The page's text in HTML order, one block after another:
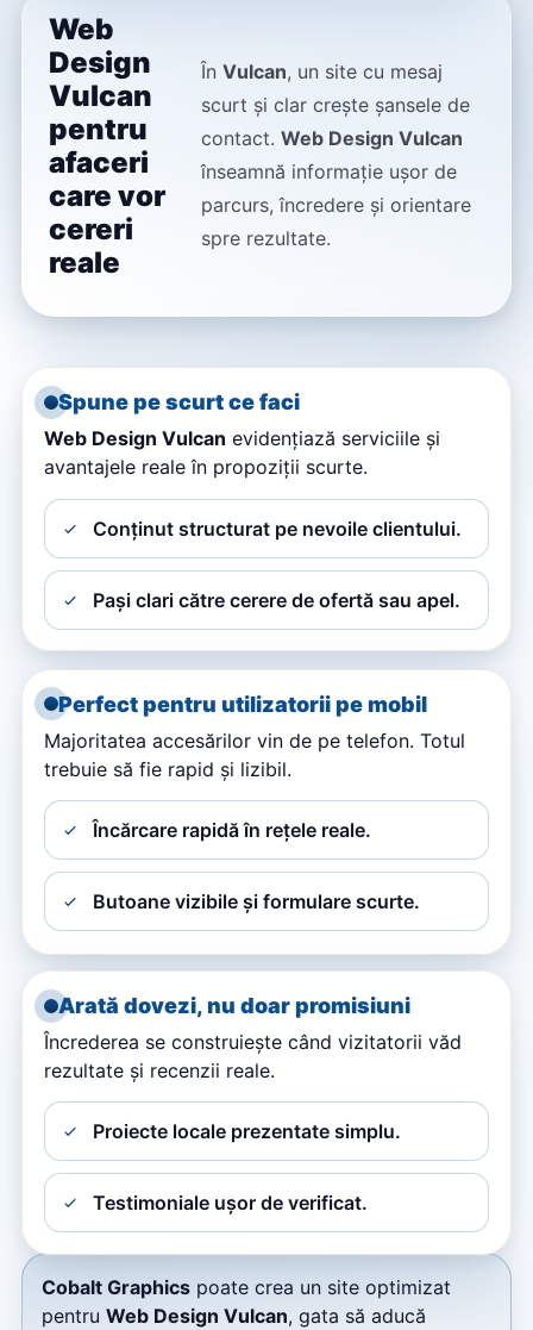
Web
Design
Vulcan
pentru
afaceri
care vor
cereri
reale
În Vulcan, un site cu mesaj
scurt și clar crește șansele de
contact. Web Design Vulcan
înseamnă informație ușor de
parcurs, încredere și orientare
spre rezultate.
Spune pe scurt ce faci
Web Design Vulcan evidențiază serviciile și
avantajele reale în propoziții scurte.
Conținut structurat pe nevoile clientului.
Pași clari către cerere de ofertă sau apel.
Perfect pentru utilizatorii pe mobil
Majoritatea accesărilor vin de pe telefon. Totul
trebuie să fie rapid și lizibil.
Încărcare rapidă în rețele reale.
Butoane vizibile și formulare scurte.
Arată dovezi, nu doar promisiuni
Încrederea se construiește când vizitatorii văd
rezultate și recenzii reale.
Proiecte locale prezentate simplu.
Testimoniale ușor de verificat.
Cobalt Graphics poate crea un site optimizat
pentru Web Design Vulcan, gata să aducă